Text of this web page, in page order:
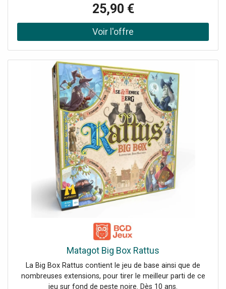
25,90 €
Matagot Big Box Rattus
La Big Box Rattus contient le jeu de base ainsi que de
nombreuses extensions, pour tirer le meilleur parti de ce
jeu sur fond de peste noire. Dès 10 ans.